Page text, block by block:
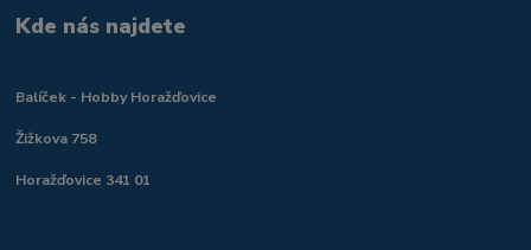
Kde nás najdete
Balíček - Hobby Horažďovice
Žižkova 758
Horažďovice 341 01